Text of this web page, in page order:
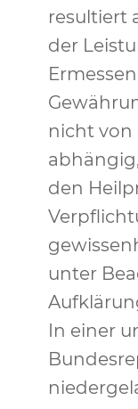
resultiert
der
Ermessen
nicht von
den
unter
In einer